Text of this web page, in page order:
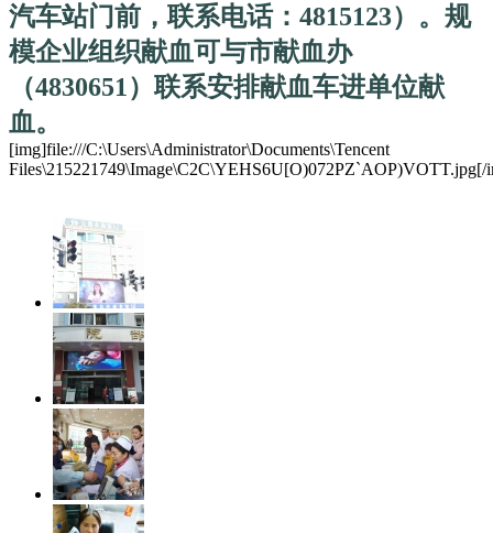
汽车站门前，联系电话：4815123）。规
模企业组织献血可与市献血办
（4830651）联系安排献血车进单位献
血。
[img]file:///C:\Users\Administrator\Documents\Tencent
Files\215221749\Image\C2C\YEHS6U[O)072PZ`AOP)VOTT.jpg[/